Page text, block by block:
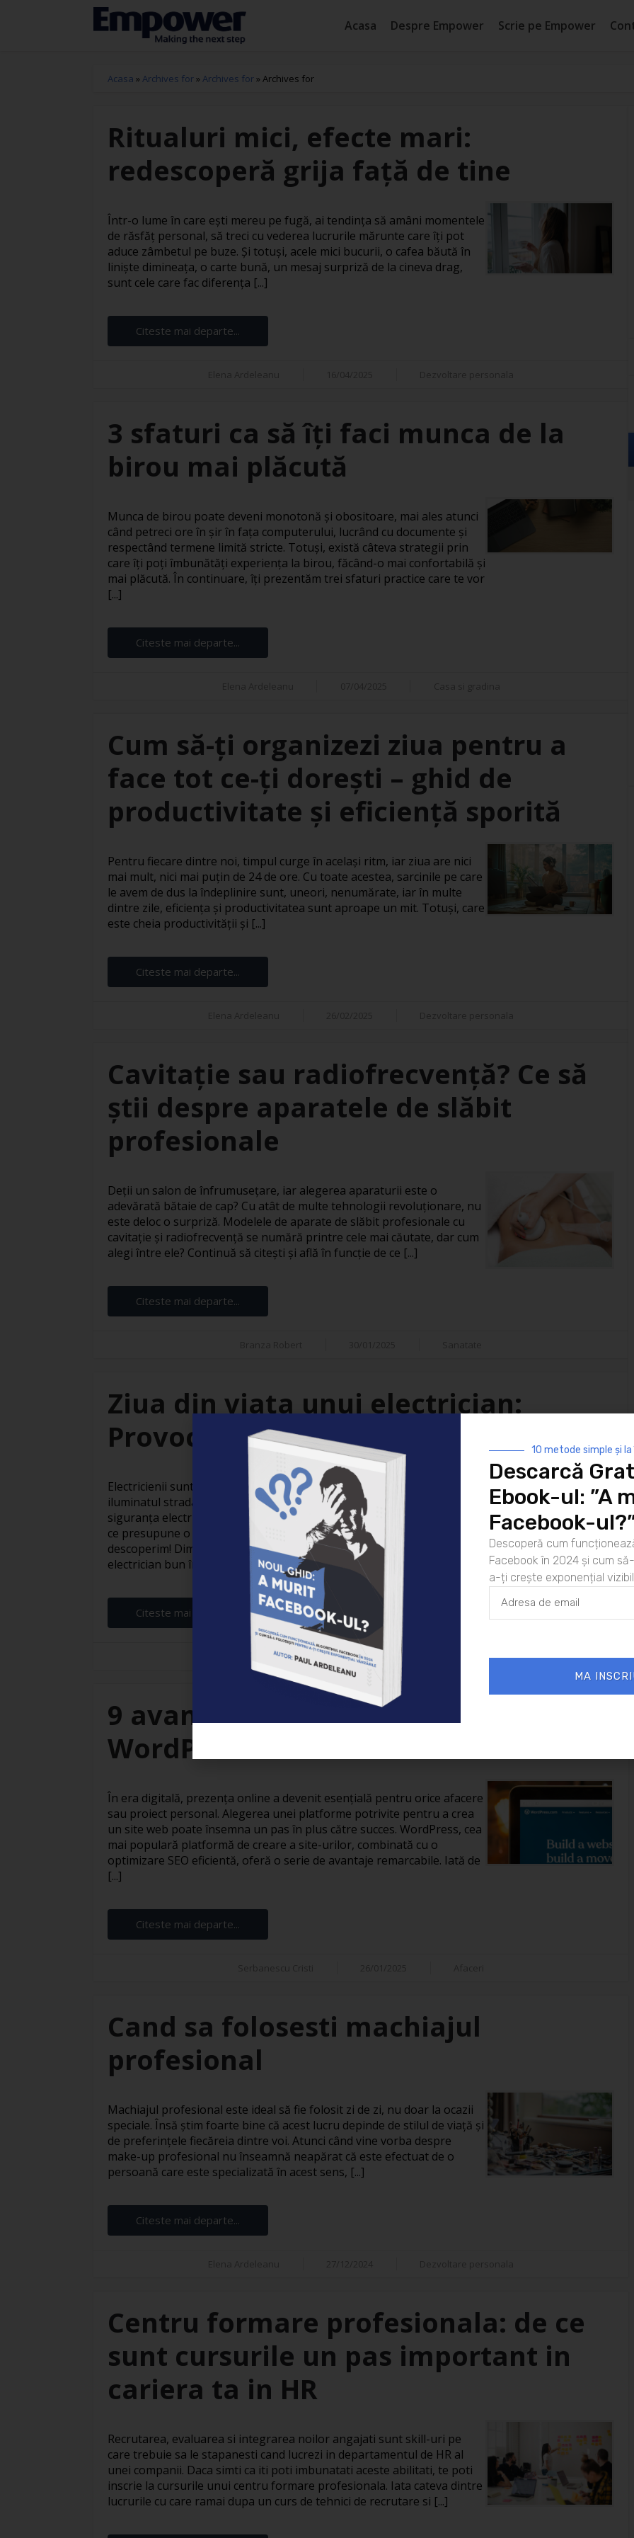
Acasa Despre Empower Scrie pe Empower
Acasa » Archives for» Archives for» Archives for
Ritualuri mici, efecte mari:
redescoperă grija față de tine
Într-o lume în care ești mereu pe fugă, ai tendința să amâni momentele
de răsfăț personal, să treci cu vederea lucrurile mărunte care îți pot
aduce zâmbetul pe buze. Și totuși, acele mici bucurii, o cafea băută în
liniște dimineața, o carte bună, un mesaj surpriză de la cineva drag,
sunt cele care fac diferența [...]
Citeste mai departe...
3 sfaturi ca să îți faci munca de la
birou mai plăcută
Munca de birou poate deveni monotonă și obositoare, mai ales atunci
când petreci ore în șir în fața computerului, lucrând cu documente și
respectând termene limită stricte. Totuși, există câteva strategii prin
care îți poți îmbunătăți experiența la birou, făcând-o mai confortabilă și
mai plăcută. În continuare, îți prezentăm trei sfaturi practice care te vor
[...]
Citeste mai departe...
Cum să-ți organizezi ziua pentru a
face tot ce-ți dorești – ghid de
productivitate și eficiență sporită
Pentru fiecare dintre noi, timpul curge în același ritm, iar ziua are nici
mai mult, nici mai puțin de 24 de ore. Cu toate acestea, sarcinile pe care
le avem de dus la îndeplinire sunt, uneori, nenumărate, iar în multe
dintre zile, eficiența și productivitatea sunt aproape un mit. Totuși, care
este cheia productivității și [...]
Citeste mai departe...
Cavitație sau radiofrecvență? Ce să
știi despre aparatele de slăbit
profesionale
Deții un salon de înfrumusețare, iar alegerea aparaturii este o
adevărată bătaie de cap? Cu atât de multe tehnologii revoluționare, nu
este deloc o surpriză. Modelele de aparate de slăbit profesionale cu
cavitație și radiofrecvență se numără printre cele mai căutate, dar cum
alegi între ele? Continuă să citești și află în funcție de ce [...]
Citeste mai departe...
Ziua din viața unui electrician:
Provocări și satisfacții
Electricienii sunt adevărați eroi invizibili ai vieții moderne. De la
iluminatul stradal care face orașele să strălucească noaptea până la
siguranța electrică din locuințe, activitatea lor este indispensabilă. Dar
ce presupune o zi obișnuită din viața unui electrician? Hai să
descoperim! Dimineața devreme: Pregătirea pentru zi Ziua unui
electrician bun începe devreme. Cu o ceașcă [...]
Citeste mai departe...
Elena Ardeleanu 26/01/2025
9 avantaje ale creării unui site în
WordPress
În era digitală, prezența online a devenit esențială pentru orice afacere
sau proiect personal. Alegerea unei platforme potrivite pentru a crea
un site web poate însemna un pas în plus către succes. WordPress, cea
mai populară platformă de creare a site-urilor, combinată cu o
optimizare SEO eficientă, oferă o serie de avantaje remarcabile. Iată de
[...]
Citeste mai departe...
Cand sa folosesti machiajul
profesional
Machiajul profesional este ideal să fie folosit zi de zi, nu doar la ocazii
speciale. Însă știm foarte bine că acest lucru depinde de stilul de viață și
de preferințele fiecăreia dintre voi. Atunci când vine vorba despre
make-up profesional nu înseamnă neapărat că este efectuat de o
persoană care este specializată în acest sens, [...]
Citeste mai departe...
Centru formare profesionala: de ce
sunt cursurile un pas important in
cariera ta in HR
Recrutarea, evaluarea si integrarea noilor angajati sunt skill-uri pe
care trebuie sa le stapanesti cand lucrezi in departamentul de HR al
unei companii. Daca simti ca iti poti imbunatati aceste abilitati, te poti
inscrie la cursurile unui centru formare profesionala. Iata cateva dintre
lucrurile cu care ramai dupa un curs de tehnici de recrutare si [...]
10 metode simple și
Descarcă
Ebook-ul: ”A
Facebook-
Descoperă cum
Facebook în 2024 și cum
a-ți crește exponențial
MA